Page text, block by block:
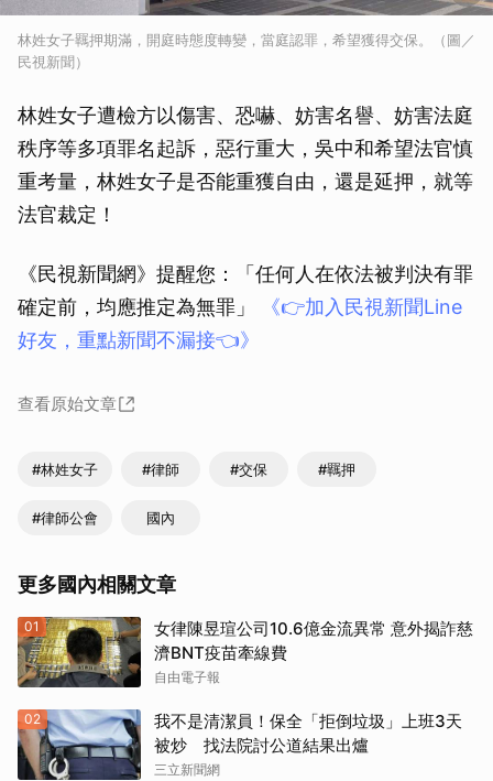
林姓女子羈押期滿，開庭時態度轉變，當庭認罪，希望獲得交保。（圖／
民視新聞）
林姓女子遭檢方以傷害、恐嚇、妨害名譽、妨害法庭
秩序等多項罪名起訴，惡行重大，吳中和希望法官慎
重考量，林姓女子是否能重獲自由，還是延押，就等
法官裁定！
《民視新聞網》提醒您：「任何人在依法被判決有罪
確定前，均應推定為無罪」
《👉加入民視新聞Line
好友，重點新聞不漏接👈》
查看原始文章
#林姓女子 #律師 #交保 #羈押
#律師公會 國內
更多國內相關文章
01
女律陳昱瑄公司10.6億金流異常 意外揭詐慈
濟BNT疫苗牽線費
自由電子報
02
我不是清潔員！保全「拒倒垃圾」上班3天
被炒 找法院討公道結果出爐
三立新聞網